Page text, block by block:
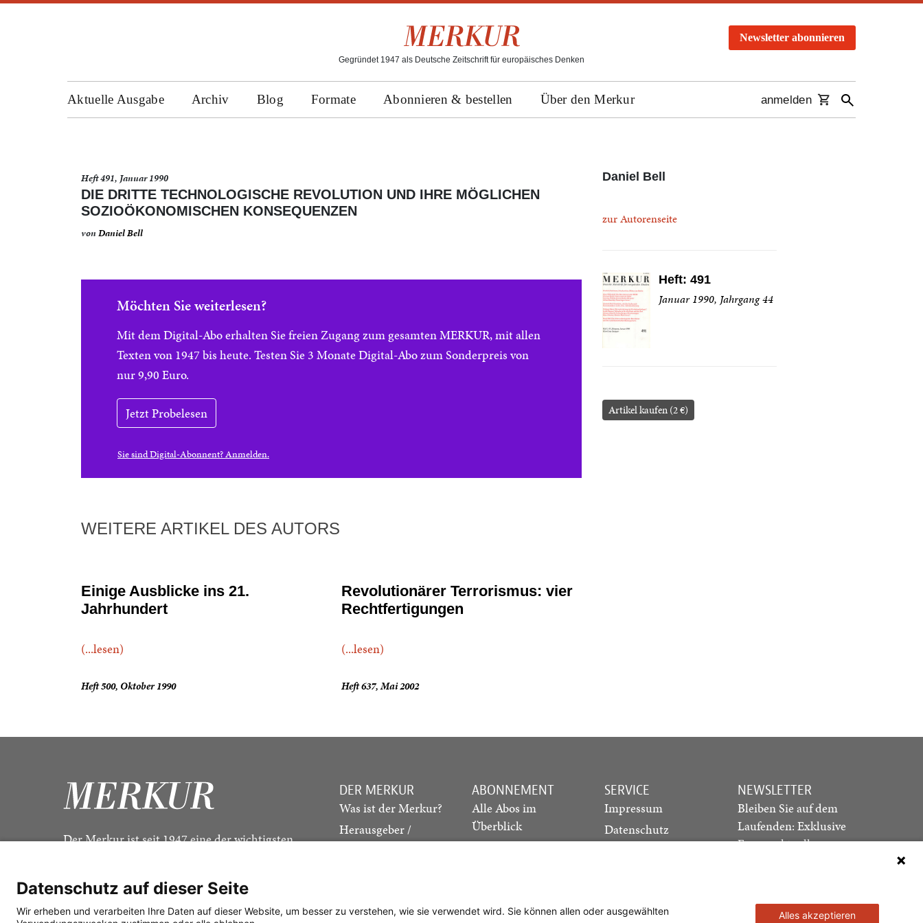
Gegründet 1947 als Deutsche Zeitschrift für europäisches Denken
Newsletter abonnieren
Aktuelle Ausgabe Archiv Blog Formate Abonnieren & bestellen Über den Merkur anmelden
Heft 491, Januar 1990
DIE DRITTE TECHNOLOGISCHE REVOLUTION UND IHRE MÖGLICHEN
SOZIOÖKONOMISCHEN KONSEQUENZEN
vonDaniel Bell
Möchten Sie weiterlesen?
Mit dem Digital-Abo erhalten Sie freien Zugang zum gesamten MERKUR, mit allen
Texten von 1947 bis heute. Testen Sie 3 Monate Digital-Abo zum Sonderpreis von
nur 9,90 Euro.
Jetzt Probelesen
Sie sind Digital-Abonnent? Anmelden.
Daniel Bell
zur Autorenseite
Heft: 491
Januar 1990, Jahrgang 44
Artikel kaufen (2 €)
WEITERE ARTIKEL DES AUTORS
Einige Ausblicke ins 21.
Jahrhundert
(...lesen)
Heft 500, Oktober 1990
Revolutionärer Terrorismus: vier
Rechtfertigungen
(...lesen)
Heft 637, Mai 2002
Der Merkur ist seit 1947 eine der wichtigsten
DER MERKUR
Was ist der Merkur?
Herausgeber /
Redaktion
ABONNEMENT
Alle Abos im
Überblick
Print-Abo
Studierenden-Abo
SERVICE
Impressum
Datenschutz
NEWSLETTER
Bleiben Sie auf dem
Laufenden: Exklusive
Essays, aktuelle
Datenschutz auf dieser Seite
Wir erheben und verarbeiten Ihre Daten auf dieser Website, um besser zu verstehen, wie sie verwendet wird. Sie können allen oder ausgewählten
Alles akzeptieren